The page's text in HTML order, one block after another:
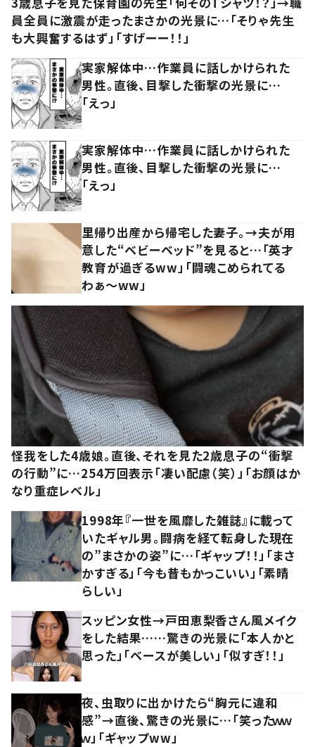
員全員に激震が走ったまさかの光景に…「そりゃ先生
も大興奮するはず」「すげーー！！」
実家解体中…作業員に話しかけられた
男性。直後、目撃した衝撃の光景に…
「えっ」
実家解体中…作業員に話しかけられた
男性。直後、目撃した衝撃の光景に…
「えっ」
里帰り出産から帰宅した妻子。→夫が用
意した“ベビーベッド”を見ると…「英才
教育が過ぎるww」「闘魂こめられてる
わぁ～ww」
怪我をした4歳娘。直後、それを見た2歳息子の“衝撃
の行動”に…254万回表示「凄い配慮（笑）」「お顔はか
なり重症レベル」
1998年『一世を風靡した雑誌』に載って
いたギャル男。闘病を経て転身した現在
の”まさかの姿”に…「ギャップ！！」「まさ
かすぎる」「今も昔もかっこいい」「素晴
らしい」
スッピン女性→戸田恵梨香さん風メイク
をした結果……驚きの光景に「本人かと
思った」「ベースが美しい」「似すぎ！！」
夜、虫取りに出かけたら“胸元に違和
感”→直後、驚きの光景に…「笑ったｗｗ
ｗ」「ギャップww」